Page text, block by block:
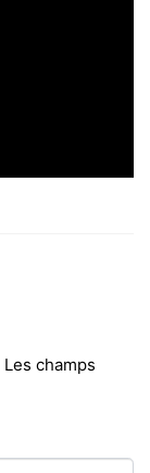
Les champs